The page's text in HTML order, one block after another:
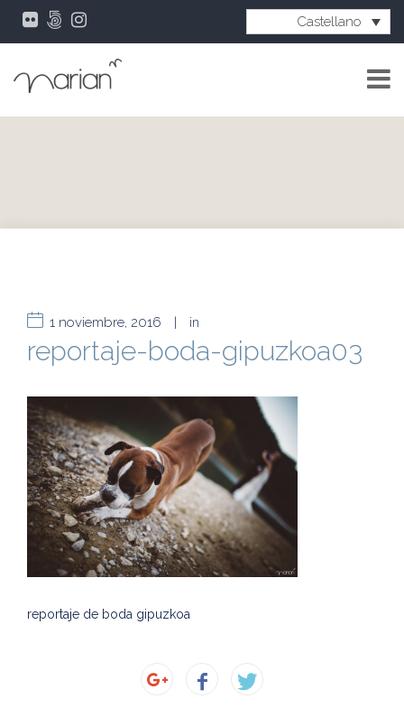
Castellano
1 noviembre, 2016 | in
reportaje-boda-gipuzkoa03
reportaje de boda gipuzkoa